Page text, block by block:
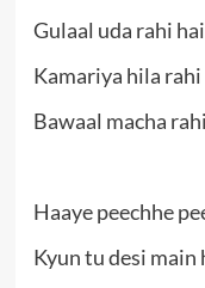
Gulaal uda rahi hai
Kamariya hila rahi
Bawaal macha
Haaye peechhe
Kyun tu desi main